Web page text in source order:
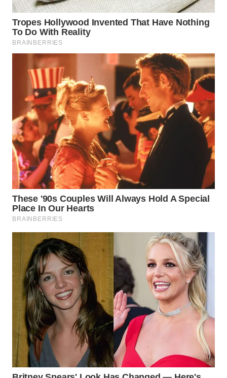
MALUKU
WN
MALUT
WN
DAIRI
WN
DANAU
TOBA
WN
NIAS
LANGKAT
WN
TAPANULI
SELATAN
WN
TANJUNG
LESUNG
WN
KARO
WN
SIMALUNGUN